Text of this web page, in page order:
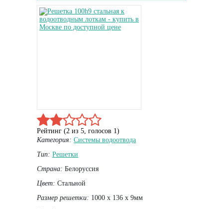
Рейтинг (2 из 5, голосов 1)
Категория: Системы водоотвода
Тип: Решетки
Страна: Белоруссия
Цвет: Стальной
Размер решетки: 1000 х 136 х 9мм